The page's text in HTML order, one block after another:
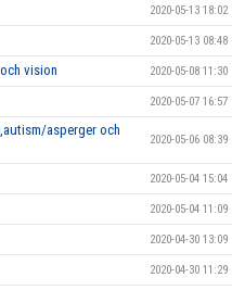
2020-05-13 18:02
2020-05-13 08:48
vision 2020-05-08 11:30
2020-05-07 16:57
asperger och
2020-05-06 08:39
2020-05-04 15:04
2020-05-04 11:09
2020-04-30 13:09
2020-04-30 11:29